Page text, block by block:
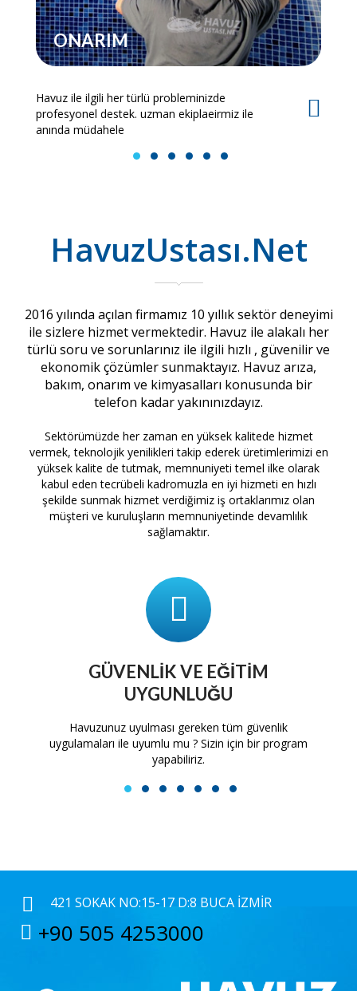
ONARIM
Havuz ile ilgili her türlü probleminizde
profesyonel destek. uzman ekiplaeirmiz ile
anında müdahele
1 2 3 4 5 6
HavuzUstası.Net
2016 yılında açılan firmamız 10 yıllık sektör deneyimi
ile sizlere hizmet vermektedir. Havuz ile alakalı her
türlü soru ve sorunlarınız ile ilgili hızlı , güvenilir ve
ekonomik çözümler sunmaktayız. Havuz arıza,
bakım, onarım ve kimyasalları konusunda bir
telefon kadar yakınınızdayız.
Sektörümüzde her zaman en yüksek kalitede hizmet
vermek, teknolojik yenilikleri takip ederek üretimlerimizi en
yüksek kalite de tutmak, memnuniyeti temel ilke olarak
kabul eden tecrübeli kadromuzla en iyi hizmeti en hızlı
şekilde sunmak hizmet verdiğimiz iş ortaklarımız olan
müşteri ve kuruluşların memnuniyetinde devamlılık
sağlamaktır.
GÜVENLIK VE EĞITIM
UYGUNLUĞU
Havuzunuz uyulması gereken tüm güvenlik
uygulamaları ile uyumlu mu ? Sizin için bir program
yapabiliriz.
1 2 3 4 5 6 7
421 SOKAK NO:15-17 D:8 BUCA İZMIR
+90 505 4253000